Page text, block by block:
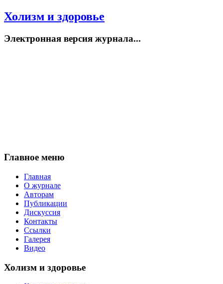
Холизм и здоровье
Электронная версия журнала...
Главное меню
Главная
О журнале
Авторам
Публикации
Дискуссия
Контакты
Ссылки
Галерея
Видео
Холизм и здоровье